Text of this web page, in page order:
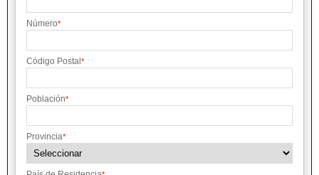
Número*
Código Postal *
Población*
Provincia*